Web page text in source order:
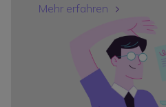
Mehr erfahren